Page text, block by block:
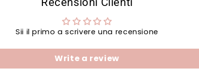
Sii il primo a scrivere una recensione
Write a review